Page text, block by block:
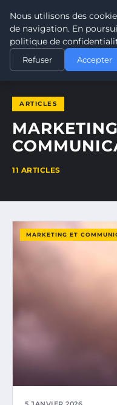
POUVOIR
ACCUEIL MARKETING ET
ARTICLES
11 ARTICLES
MARKETING ET
Nous utilisons des
de navigation. En
politique de
Refuser Accepter